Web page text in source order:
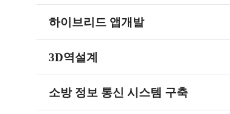
하이브리드 앱개발
3D역설계
소방 정보 통신 시스템 구축